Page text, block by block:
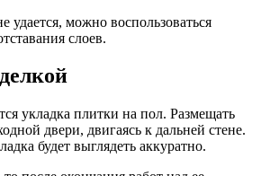
удается, можно воспользоваться
слоев.
укладка плитки на пол. Размещать
двери, двигаясь к дальней стене.
будет выглядеть аккуратно.